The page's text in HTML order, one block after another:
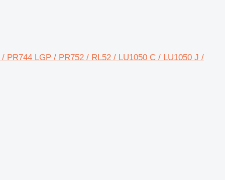
PR744 LGP / PR752 / RL52 / LU1050 C / LU1050 J /